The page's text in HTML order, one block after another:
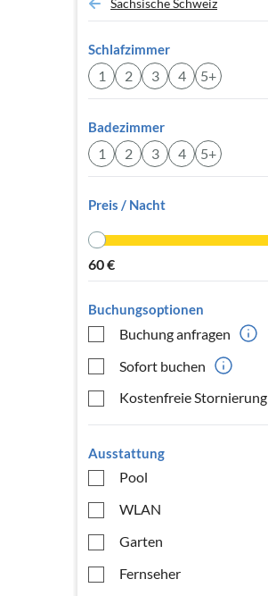
Sächsische Schweiz
Schlafzimmer
1 2 3 4 5+
Badezimmer
1 2 3 4 5+
Preis / Nacht
60€
Buchungsoptionen
Buchung anfragen
Sofort buchen
Kostenfreie Stornierung
Ausstattung
Pool
WLAN
Garten
Fernseher